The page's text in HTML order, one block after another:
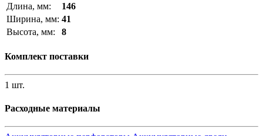
Длина, мм:
146
Ширина, мм: 41
Высота, мм:
8
Комплект поставки
1 шт.
Расходные материалы